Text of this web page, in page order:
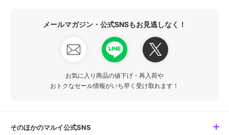
メールマガジン・公式SNSもお見逃しなく！
お気に入り商品の値下げ・再入荷や
おトクなセール情報がいち早く受け取れます！
そのほかのマルイ公式SNS